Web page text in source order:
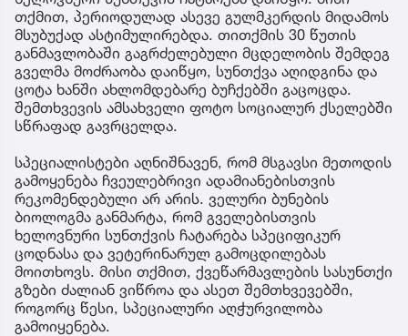
თქმით, პერიოდულად ასევე გულმკერდის მიდამოს
მსუბუქად ასტიმულირებდა. თითქმის 30 წუთის
განმავლობაში გაგრძელებული მცდელობის შემდეგ
გველმა მოძრაობა დაიწყო, სუნთქვა აღიდგინა და
ცოტა ხანში ახლომდებარე ბუჩქებში გაცოცდა.
შემთხვევის ამსახველი ფოტო სოციალურ ქსელებში
სწრაფად გავრცელდა.
სპეციალისტები აღნიშნავენ, რომ მსგავსი მეთოდის
გამოყენება ჩვეულებრივი ადამიანებისთვის
რეკომენდებული არ არის. ველური ბუნების
ბიოლოგმა განმარტა, რომ გველებისთვის
ხელოვნური სუნთქვის ჩატარება სპეციფიკურ
ცოდნასა და ვეტერინარულ გამოცდილებას
მოითხოვს. მისი თქმით, ქვეწარმავლების სასუნთქი
გზები ძალიან ვიწროა და ასეთ შემთხვევებში,
როგორც წესი, სპეციალური აღჭურვილობა
გამოიყენება.